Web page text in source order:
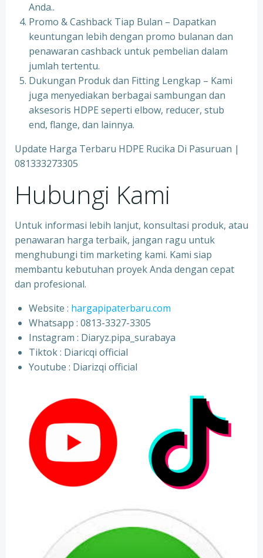
Anda..
Promo & Cashback Tiap Bulan – Dapatkan
keuntungan lebih dengan promo bulanan dan
penawaran cashback untuk pembelian dalam
jumlah tertentu.
Dukungan Produk dan Fitting Lengkap – Kami
juga menyediakan berbagai sambungan dan
aksesoris HDPE seperti elbow, reducer, stub
end, flange, dan lainnya.
Update Harga Terbaru HDPE Rucika Di Pasuruan |
081333273305
Hubungi Kami
Untuk informasi lebih lanjut, konsultasi produk, atau
penawaran harga terbaik, jangan ragu untuk
menghubungi tim marketing kami. Kami siap
membantu kebutuhan proyek Anda dengan cepat
dan profesional.
Website : hargapipaterbaru.com
Whatsapp : 0813-3327-3305
⁠Instagram : Diaryz.pipa_surabaya
⁠Tiktok : Diaricqi official
⁠Youtube : Diarizqi official